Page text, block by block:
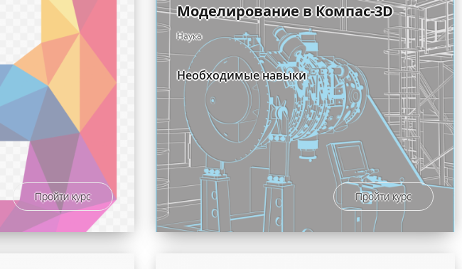
Пройти курс
Моделирование в Компас-3D
Наука
Необходимые навыки
Пройти курс